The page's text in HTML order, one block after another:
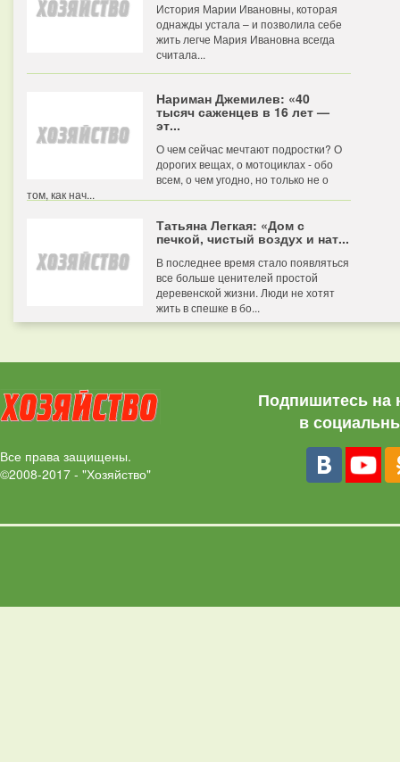
История Марии Ивановны, которая
однажды устала – и позволила себе
жить легче Мария Ивановна всегда
считала...
Нариман Джемилев: «40
тысяч саженцев в 16 лет —
эт...
О чем сейчас мечтают подростки? О
дорогих вещах, о мотоциклах - обо
всем, о чем угодно, но только не о
том, как нач...
Татьяна Легкая: «Дом с
печкой, чистый воздух и нат...
В последнее время стало появляться
все больше ценителей простой
деревенской жизни. Люди не хотят
жить в спешке в бо...
Все права защищены.
©2008-2017 - "Хозяйство"
Подпишитесь на
в